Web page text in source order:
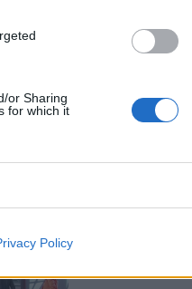
or Sharing
for which it
Policy